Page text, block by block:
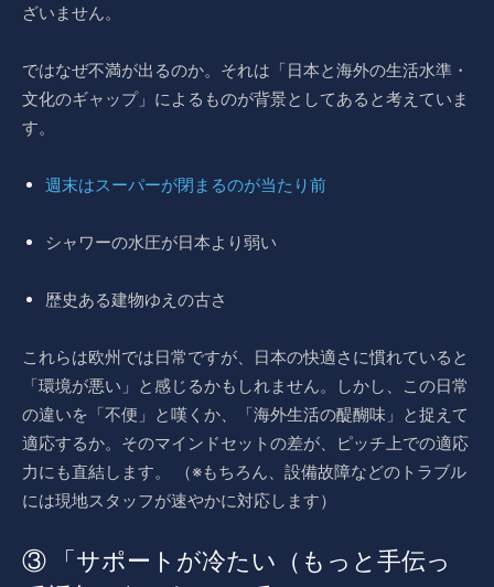
ざいません。
ではなぜ不満が出るのか。それは「日本と海外の生活水準・
文化のギャップ」によるものが背景としてあると考えていま
す。
週末はスーパーが閉まるのが当たり前
シャワーの水圧が日本より弱い
歴史ある建物ゆえの古さ
これらは欧州では日常ですが、日本の快適さに慣れていると
「環境が悪い」と感じるかもしれません。しかし、この日常
の違いを「不便」と嘆くか、「海外生活の醍醐味」と捉えて
適応するか。そのマインドセットの差が、ピッチ上での適応
力にも直結します。 （※もちろん、設備故障などのトラブル
には現地スタッフが速やかに対応します）
③ 「サポートが冷たい（もっと手伝っ